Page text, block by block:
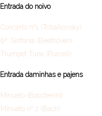
Entrada do noivo
Concerto nº1 (Tchaikovsky)
9ª. Sinfonia (Beethoven)
Trumpet Tune (Purcell)
Entrada daminhas e pajens
Minueto (Boccherini)
Minueto nº 2 (Bach)